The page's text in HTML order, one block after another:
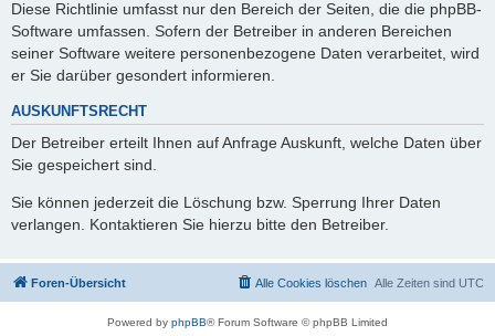
Diese Richtlinie umfasst nur den Bereich der Seiten, die die phpBB-
Software umfassen. Sofern der Betreiber in anderen Bereichen
seiner Software weitere personenbezogene Daten verarbeitet, wird
er Sie darüber gesondert informieren.
AUSKUNFTSRECHT
Der Betreiber erteilt Ihnen auf Anfrage Auskunft, welche Daten über
Sie gespeichert sind.
Sie können jederzeit die Löschung bzw. Sperrung Ihrer Daten
verlangen. Kontaktieren Sie hierzu bitte den Betreiber.
Foren-Übersicht Alle Zeiten sind UTC
Alle Cookies löschen
Powered by phpBB® Forum Software © phpBB Limited